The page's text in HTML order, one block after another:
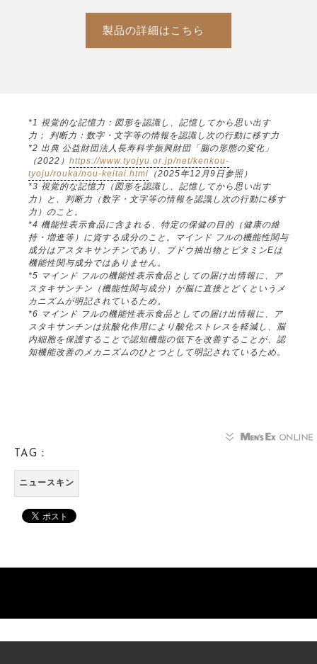
製品の詳細はこちら
*1 視覚的な記憶力：図形を認識し、記憶してから思い出す
力； 判断力：数字・文字等の情報を認識し次の行動に移す力
*2 出典 公益財団法人長寿科学振興財団「脳の形態の変化」
（2022） https://www.tyojyu.or.jp/net/kenkou-
tyoju/rouka/nou-keitai.html （2025年12月9日参照）
*3 視覚的な記憶力（図形を認識し、記憶してから思い出す
力）と、判断力（数字・文字等の情報を認識し次の行動に移す
力）のこと。
*4 機能性表示食品に含まれる、特定の保健の目的（健康の維
持・増進等）に資する成分のこと。マインド フルの機能性関与
成分はアスタキサンチンであり、ブドウ抽出物とビタミンEは
機能性関与成分ではありません。
*5 マインド フルの機能性表示食品としての届け出情報に、ア
スタキサンチン（機能性関与成分）が脳に直接とどくというメ
カニズムが明記されているため。
*6 マインド フルの機能性表示食品としての届け出情報に、ア
スタキサンチンは抗酸化作用により酸化ストレスを軽減し、脳
内細胞を保護することで認知機能の低下を改善することが、認
知機能改善のメカニズムのひとつとして明記されているため。
TAG：
ニュースキン